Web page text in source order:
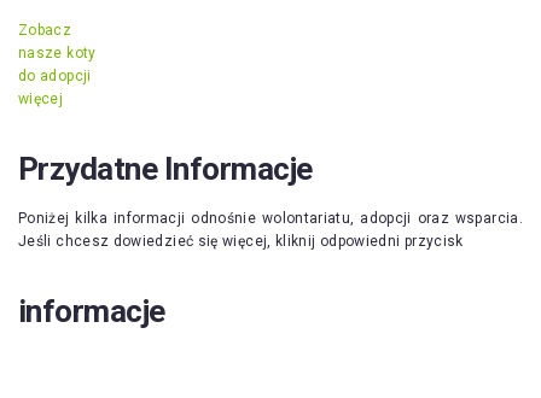
Zobacz
nasze koty
do adopcji
więcej
Przydatne Informacje
Poniżej kilka informacji odnośnie wolontariatu, adopcji oraz wsparcia.
Jeśli chcesz dowiedzieć się więcej, kliknij odpowiedni przycisk
informacje